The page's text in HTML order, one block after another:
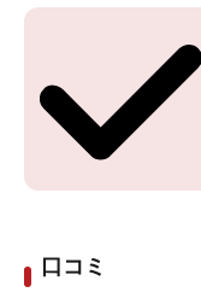
口コミ